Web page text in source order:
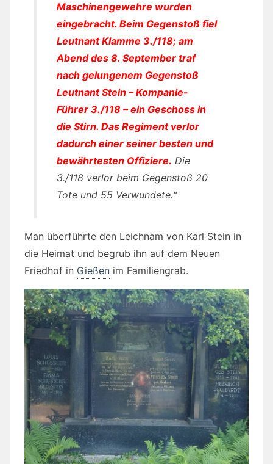
Maschinengewehre wurden
eingebracht. Beim Gegenstoß fiel
Leutnant Klamme 3./118; am
Abend des 8. September traf
nach gelungenem Gegenstoß
Leutnant Stein – Kompanie-
Führer 3./118 – ein Geschoss in
die Stirn. Das Regiment verlor
dadurch einer seiner besten und
bewährtesten Offiziere. Die
3./118 verlor beim Gegenstoß 20
Tote und 55 Verwundete.“
Man überführte den Leichnam von Karl Stein in
die Heimat und begrub ihn auf dem Neuen
Friedhof in Gießen im Familiengrab.